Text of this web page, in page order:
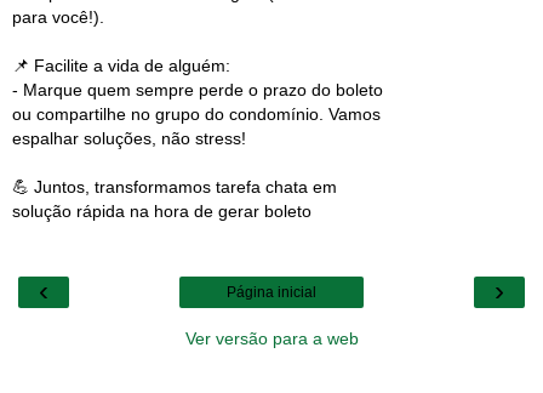
para você!).
📌 Facilite a vida de alguém:
- Marque quem sempre perde o prazo do boleto
ou compartilhe no grupo do condomínio. Vamos
espalhar soluções, não stress!
💪 Juntos, transformamos tarefa chata em
solução rápida na hora de gerar boleto
‹ ›
Página inicial
Ver versão para a web